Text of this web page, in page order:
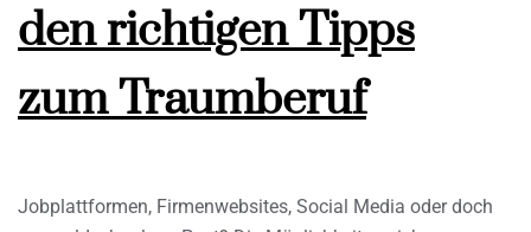
den richtigen Tipps
zum Traumberuf
Jobplattformen, Firmenwebsites, Social Media oder doch